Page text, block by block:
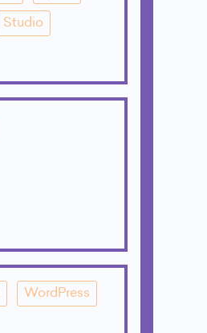
Studio
WordPress